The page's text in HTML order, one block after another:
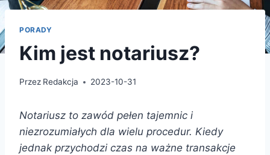
PORADY
Kim jest notariusz?
Przez Redakcja 2023-10-31
Notariusz to zawód pełen tajemnic i
niezrozumiałych dla wielu procedur. Kiedy
jednak przychodzi czas na ważne transakcje